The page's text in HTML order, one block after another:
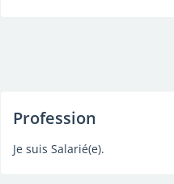
Profession
Je suis Salarié(e).